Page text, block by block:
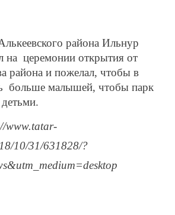
района Ильнур
на церемонии открытия от
района и пожелал, чтобы в
больше малышей, чтобы парк
www.tatar-
10/31/631828/?